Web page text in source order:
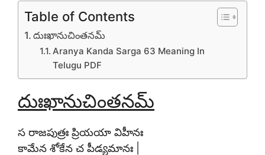
Table of Contents
దుఃఖానుచింతనమ్
Aranya Kanda Sarga 63 Meaning In
Telugu PDF
దుఃఖానుచింతనమ్
స రాజపుత్రః ప్రియయా విహీనః
కామేన శోకేన చ పీడ్యమానః |